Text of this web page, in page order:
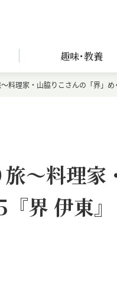
趣味･教養
～料理家・山脇りこさんの「界」
旅～料理
『界 伊東